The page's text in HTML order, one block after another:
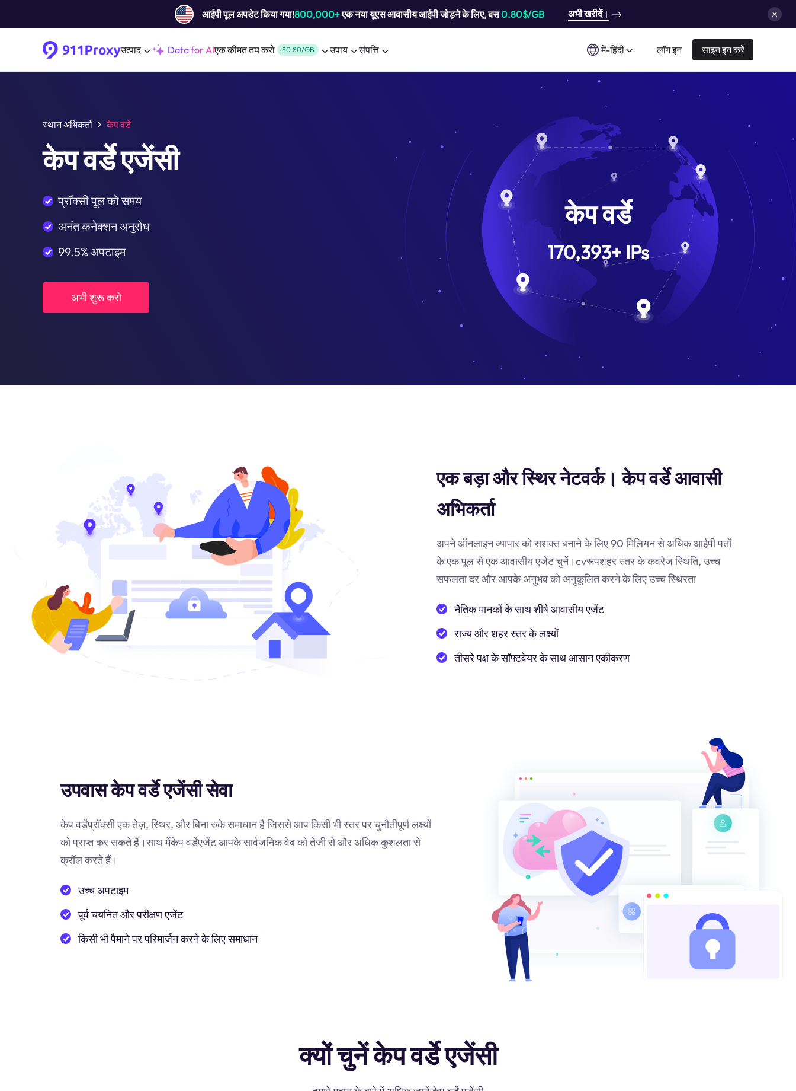
आईपी ​​पूल अपडेट किया गया!800,000+एक नया यूएस आवासीय आईपी जोड़ने के लिए, बस0.80$/GB अभी खरीदें।
उत्पाद Data for AIएक कीमत तय करो $0.80/GB उपाय संपत्ति में-हिंदी लॉग इन साइन इन करें
स्थान अभिकर्ता केप वर्डे
केप वर्डे एजेंसी
प्रॉक्सी पूल को समय
अनंत कनेक्शन अनुरोध
99.5% अपटाइम
अभी शुरू करो
केप वर्डे
170,393+IPs
एक बड़ा और स्थिर नेटवर्क। केप वर्डे आवासी
अभिकर्ता
अपने ऑनलाइन व्यापार को सशक्त बनाने के लिए 90 मिलियन से अधिक आईपी पतों
के एक पूल से एक आवासीय एजेंट चुनें।cvरूपशहर स्तर के कवरेज स्थिति, उच्च
सफलता दर और आपके अनुभव को अनुकूलित करने के लिए उच्च स्थिरता
नैतिक मानकों के साथ शीर्ष आवासीय एजेंट
राज्य और शहर स्तर के लक्ष्यों
तीसरे पक्ष के सॉफ्टवेयर के साथ आसान एकीकरण
उपवास केप वर्डे एजेंसी सेवा
केप वर्डेप्रॉक्सी एक तेज़, स्थिर, और बिना रुके समाधान है जिससे आप किसी भी स्तर पर चुनौतीपूर्ण लक्ष्यों
को प्राप्त कर सकते हैं।साथ मेंकेप वर्डेएजेंट आपके सार्वजनिक वेब को तेजी से और अधिक कुशलता से
क्रॉल करते हैं।
उच्च अपटाइम
पूर्व चयनित और परीक्षण एजेंट
किसी भी पैमाने पर परिमार्जन करने के लिए समाधान
क्यों चुनें केप वर्डे एजेंसी